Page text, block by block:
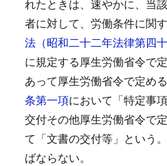
れたときは、速やかに、当
者に対して、労働条件に関
法（昭和二十二年法律第四
に規定する厚生労働省令で
あって厚生労働省令で定め
条第一項において「特定事
交付その他厚生労働省令で
て「文書の交付等」という
ばならない。